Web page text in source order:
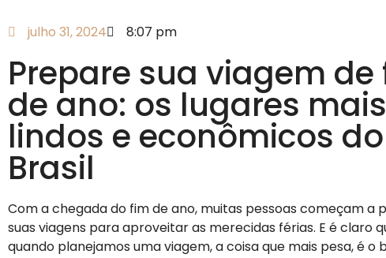
julho 31, 2024 8:07 pm
Prepare sua viagem de
de ano: os lugares mais
lindos e econômicos do
Brasil
Com a chegada do fim de ano, muitas pessoas começam a
suas viagens para aproveitar as merecidas férias. E é claro
quando planejamos uma viagem, a coisa que mais pesa, é o